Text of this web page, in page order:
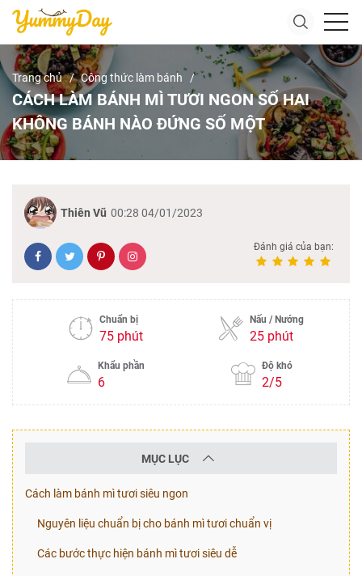
Trang chủ Công thức làm bánh
CÁCH LÀM BÁNH MÌ TƯƠI NGON SỐ HAI
KHÔNG BÁNH NÀO ĐỨNG SỐ MỘT
Thiên Vũ 00:28 04/01/2023
Đánh giá của bạn:
Chuẩn bị
75 phút
Nấu / Nướng
25 phút
Khẩu phần
6
Độ khó
2/5
MỤC LỤC
Cách làm bánh mì tươi siêu ngon
Nguyên liệu chuẩn bị cho bánh mì tươi chuẩn vị
Các bước thực hiện bánh mì tươi siêu dễ